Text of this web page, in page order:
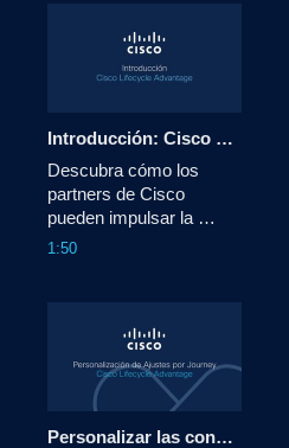
Introducción: Cisco Lifecycle Advantage
Descubra cómo los
partners de Cisco
pueden impulsar la
adopción, los ingresos
Advantage.
1:50
Personalizar las configuraciones por Journey - Cisco Lifecycle Advantage